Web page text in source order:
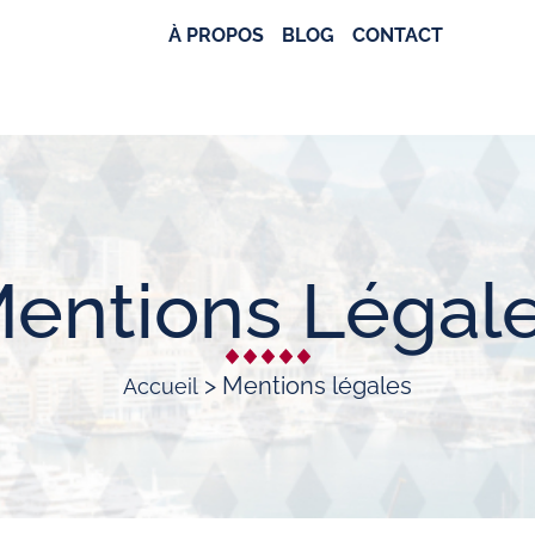
À PROPOS BLOG CONTACT
Accueil > Mentions légales